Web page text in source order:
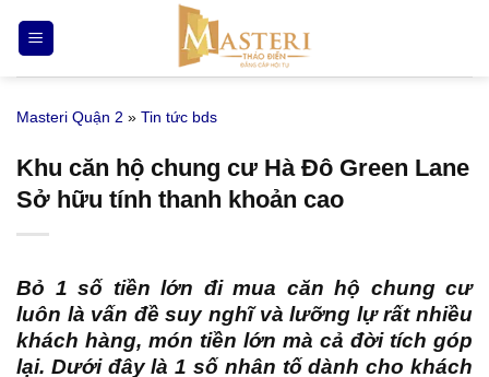
qua
nội
Masteri Quận 2 » Tin tức bds
Khu căn hộ chung cư Hà Đô Green Lane
Sở hữu tính thanh khoản cao
Bỏ 1 số tiền lớn đi mua căn hộ chung cư
luôn là vấn đề suy nghĩ và lưỡng lự rất nhiều
khách hàng, món tiền lớn mà cả đời tích góp
lại. Dưới đây là 1 số nhân tố dành cho khách